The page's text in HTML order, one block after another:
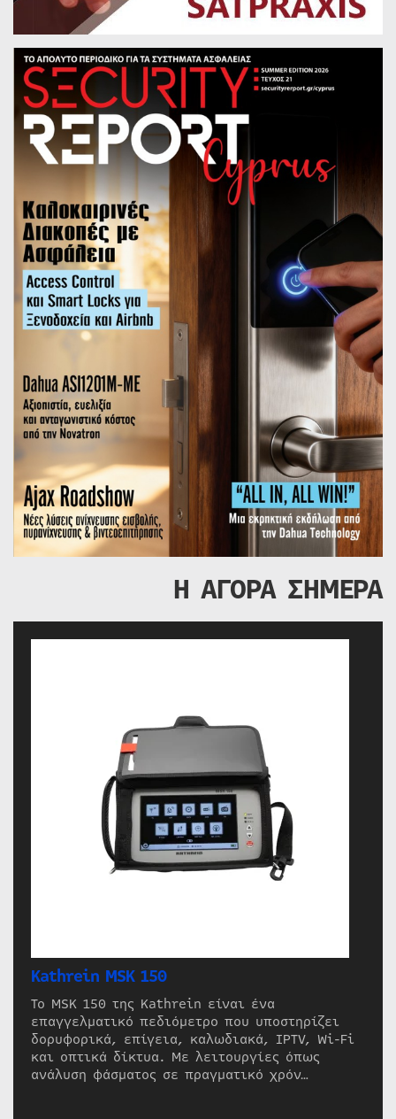
Η ΑΓΟΡΑ ΣΗΜΕΡΑ
Kathrein MSK 150
Το MSK 150 της Kathrein είναι ένα
επαγγελματικό πεδιόμετρο που υποστηρίζει
δορυφορικά, επίγεια, καλωδιακά, IPTV, Wi-Fi
και οπτικά δίκτυα. Με λειτουργίες όπως
ανάλυση φάσματος σε πραγματικό χρόν…